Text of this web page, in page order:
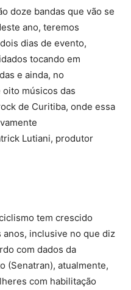
doze bandas que vão se
ano, teremos
dias de evento,
tocando em
e ainda, no
músicos das
de Curitiba, onde essa
Lutiani, produtor
tem crescido
inclusive no que diz
com dados da
(Senatran), atualmente,
com habilitação